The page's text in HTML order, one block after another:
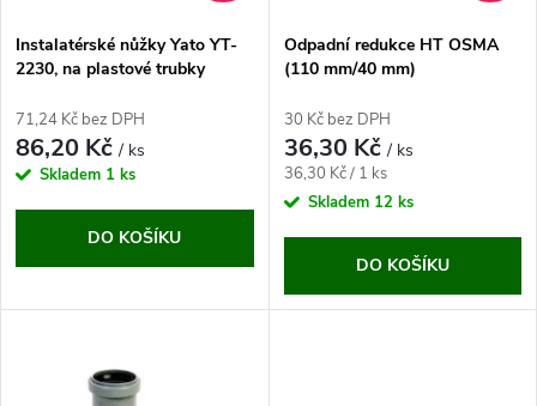
p
r
o
u
s
p
r
o
d
u
Instalatérské nůžky Yato YT-
2230, na plastové trubky
71,24 Kč bez DPH
86,20 Kč/ ks
Skladem 1 ks
DO KOŠÍKU
Odpadní redukce HT OSMA
(110 mm/40 mm)
30 Kč bez DPH
36,30 Kč/ ks
Měrná
cena:
36,30 Kč / 1 ks
Skladem 12 ks
DO KOŠÍKU